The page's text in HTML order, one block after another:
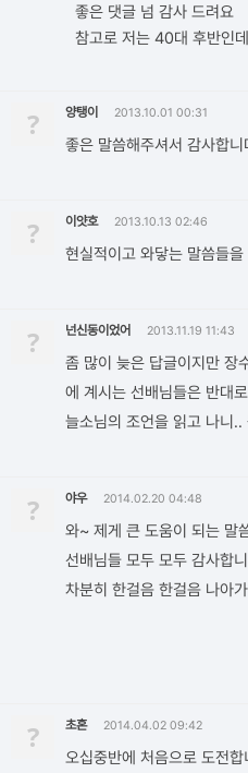
좋은 댓글 넘 감사 드려요
참고로 저는 40대 후반인
? 양탱이 2013.10.01 00:31
좋은 말씀해주셔서 감사합
? 이얏호 2013.10.13 02:46
현실적이고 와닿는 말씀들
? 넌신동이었어 2013.11.19 11:43
좀 많이 늦은 답글이지만 장
에 계시는 선배님들은 반대
늘소님의 조언을 읽고 나니
? 야우 2014.02.20 04:48
와~ 제게 큰 도움이 되는 말
선배님들 모두 모두 감사합
차분히 한걸음 한걸음 나아
? 초혼 2014.04.02 09:42
오십중반에 처음으로 도전합